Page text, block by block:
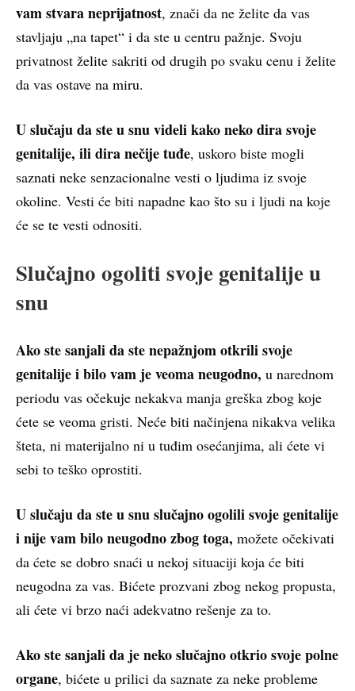
vam stvara neprijatnost, znači da ne želite da vas
stavljaju „na tapet“ i da ste u centru pažnje. Svoju
privatnost želite sakriti od drugih po svaku cenu i želite
da vas ostave na miru.
U slučaju da ste u snu videli kako neko dira svoje
genitalije, ili dira nečije tuđe, uskoro biste mogli
saznati neke senzacionalne vesti o ljudima iz svoje
okoline. Vesti će biti napadne kao što su i ljudi na koje
će se te vesti odnositi.
Slučajno ogoliti svoje genitalije u
snu
Ako ste sanjali da ste nepažnjom otkrili svoje
genitalije i bilo vam je veoma neugodno, u narednom
periodu vas očekuje nekakva manja greška zbog koje
ćete se veoma gristi. Neće biti načinjena nikakva velika
šteta, ni materijalno ni u tuđim osećanjima, ali ćete vi
sebi to teško oprostiti.
U slučaju da ste u snu slučajno ogolili svoje genitalije
i nije vam bilo neugodno zbog toga, možete očekivati
da ćete se dobro snaći u nekoj situaciji koja će biti
neugodna za vas. Bićete prozvani zbog nekog propusta,
ali ćete vi brzo naći adekvatno rešenje za to.
Ako ste sanjali da je neko slučajno otkrio svoje polne
organe, bićete u prilici da saznate za neke probleme